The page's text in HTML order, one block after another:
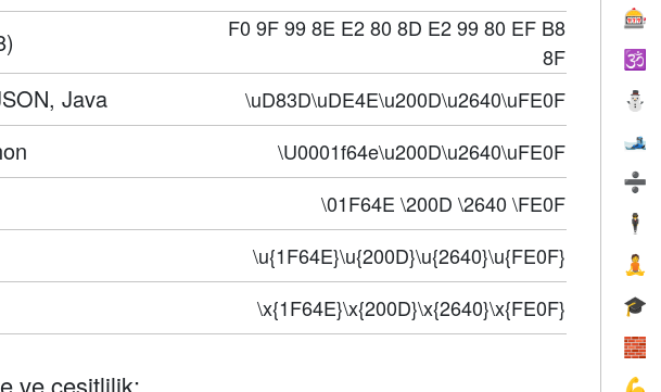
F0 9F 99 8E E2 80 8D E2 99 80 EF B8
8F
Java \uD83D\uDE4E\u200D\u2640\uFE0F
\U0001f64e\u200D\u2640\uFE0F
\01F64E \200D \2640 \FE0F
\u{1F64E}\u{200D}\u{2640}\u{FE0F}
\x{1F64E}\x{200D}\x{2640}\x{FE0F}
ve çeşitlilik:
🎰
🕉
⛄
🎿
➗
🕴️
🧘
🎓
🧱